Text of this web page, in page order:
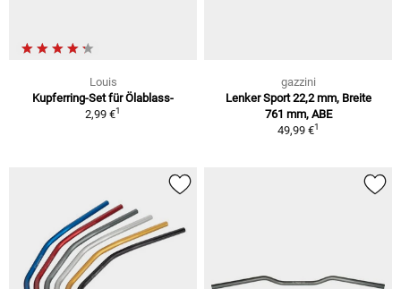
Louis
Kupferring-Set für Ölablass-
2,99 €1
gazzini
Lenker Sport 22,2 mm, Breite
761 mm, ABE
49,99 €1